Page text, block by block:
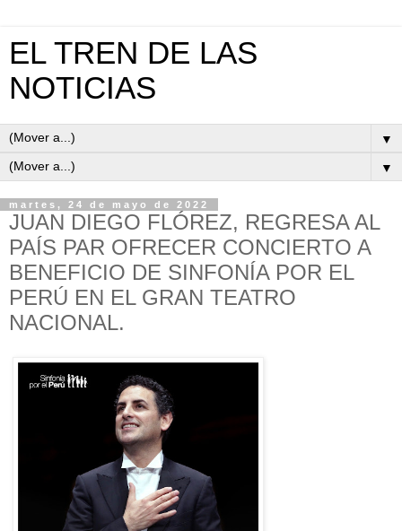
EL TREN DE LAS
NOTICIAS
▼
▼
martes, 24 de mayo de 2022
JUAN DIEGO FLÓREZ, REGRESA AL
PAÍS PAR OFRECER CONCIERTO A
BENEFICIO DE SINFONÍA POR EL
PERÚ EN EL GRAN TEATRO
NACIONAL.